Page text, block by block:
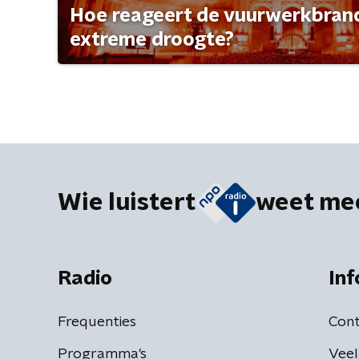
Hoe reageert de
extreme droogte?
Wie luistert weet
Radio
Frequenties
Programma's